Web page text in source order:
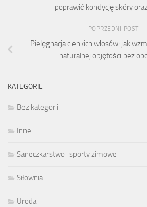
poprawić kondycję skóry
POPRZEDNI POST
Pielęgnacja cienkich włosów: jak
naturalnej objętości bez
KATEGORIE
Bez kategorii
Inne
Saneczkarstwo i sporty zimowe
Siłownia
Uroda